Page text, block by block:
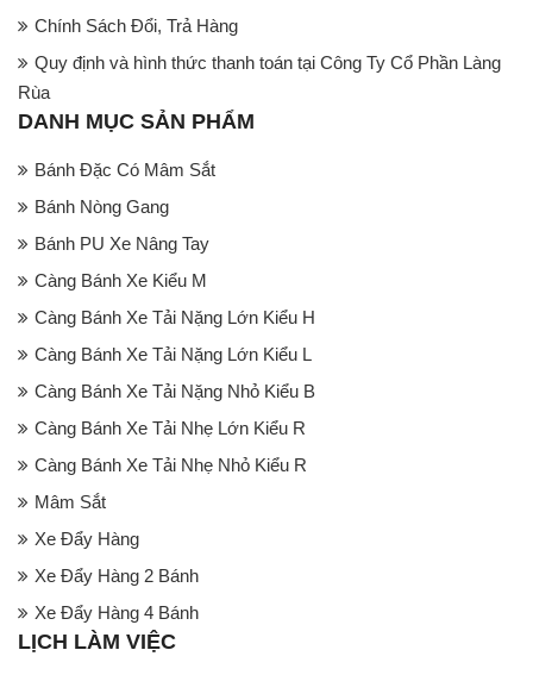
Chính Sách Đổi, Trả Hàng
Quy định và hình thức thanh toán tại Công Ty Cổ Phần Làng
Rùa
DANH MỤC SẢN PHẨM
Bánh Đặc Có Mâm Sắt
Bánh Nòng Gang
Bánh PU Xe Nâng Tay
Càng Bánh Xe Kiểu M
Càng Bánh Xe Tải Nặng Lớn Kiểu H
Càng Bánh Xe Tải Nặng Lớn Kiểu L
Càng Bánh Xe Tải Nặng Nhỏ Kiểu B
Càng Bánh Xe Tải Nhẹ Lớn Kiểu R
Càng Bánh Xe Tải Nhẹ Nhỏ Kiểu R
Mâm Sắt
Xe Đẩy Hàng
Xe Đẩy Hàng 2 Bánh
Xe Đẩy Hàng 4 Bánh
LỊCH LÀM VIỆC